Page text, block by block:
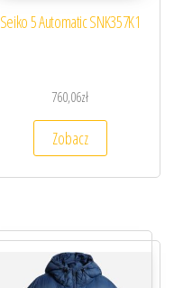
Seiko 5 Automatic SNK357K1
760,06zł
Zobacz